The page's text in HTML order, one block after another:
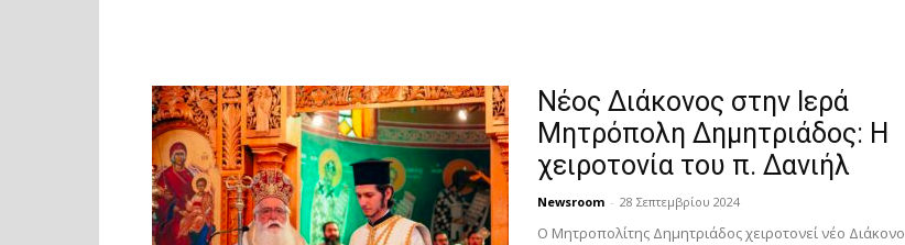
Νέος Διάκονος στην Ιερά
Μητρόπολη Δημητριάδος: Η
χειροτονία του π. Δανιήλ
Newsroom - 28 Σεπτεμβρίου 2024
Ο Μητροπολίτης Δημητριάδος χειροτονεί νέο Διάκονο